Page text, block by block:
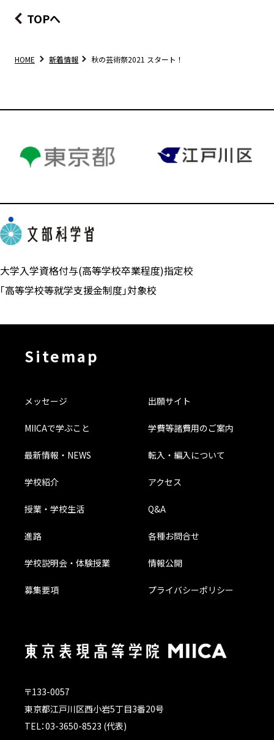
TOPへ
HOME 新着情報 秋の芸術祭2021 スタート！
大学入学資格付与(高等学校卒業程度)指定校
「高等学校等就学支援金制度」対象校
Sitemap
メッセージ
MIICAで学ぶこと
最新情報・NEWS
学校紹介
授業・学校生活
進路
学校説明会・体験授業
募集要項
出願サイト
学費等諸費用のご案内
転入・編入について
アクセス
Q&A
各種お問合せ
情報公開
プライバシーポリシー
〒133-0057
東京都江戸川区西小岩5丁目3番20号
TEL：03-3650-8523 (代表)